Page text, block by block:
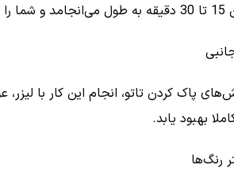
شد.
پاک کردن تاتو، انجام این کار با
بهبود یابد.
رنگ‌ها